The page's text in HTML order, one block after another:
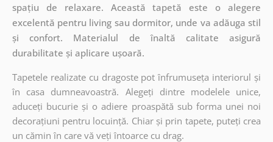
spațiu de relaxare. Această tapetă este o alegere
excelentă pentru living sau dormitor, unde va adăuga stil
și confort. Materialul de înaltă calitate asigură
durabilitate și aplicare ușoară.
Tapetele realizate cu dragoste pot înfrumuseța interiorul și
în casa dumneavoastră. Alegeți dintre modelele unice,
aduceți bucurie și o adiere proaspătă sub forma unei noi
decorațiuni pentru locuință. Chiar și prin tapete, puteți crea
un cămin în care vă veți întoarce cu drag.